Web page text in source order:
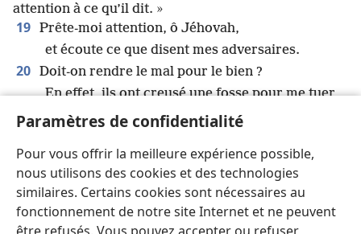
Paramètres de confidentialité
Pour vous offrir la meilleure expérience possible,
nous utilisons des cookies et des technologies
similaires. Certains cookies sont nécessaires au
fonctionnement de notre site Internet et ne peuvent
attention à ce qu’il dit. »
19 Prête-moi attention, ô Jéhovah,
et écoute ce que disent mes adversaires.
20 Doit-on rendre le mal pour le bien ?
En effet, ils ont creusé une fosse pour me tuer
.
pour dire du bien d’eux,
pour éloigner d’eux ta fureur.
21 Livre donc leurs fils à la famine
et abandonne-les au pouvoir de l’épée r .